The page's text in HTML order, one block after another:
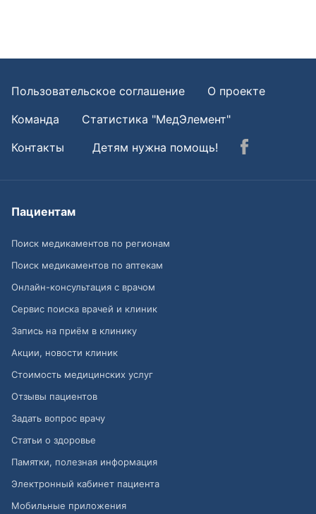
Пользовательское соглашение
О проекте
Команда
Статистика "МедЭлемент"
Контакты
Детям нужна помощь!
Пациентам
Поиск медикаментов по регионам
Поиск медикаментов по аптекам
Онлайн-консультация с врачом
Сервис поиска врачей и клиник
Запись на приём в клинику
Акции, новости клиник
Стоимость медицинских услуг
Отзывы пациентов
Задать вопрос врачу
Статьи о здоровье
Памятки, полезная информация
Электронный кабинет пациента
Мобильные приложения